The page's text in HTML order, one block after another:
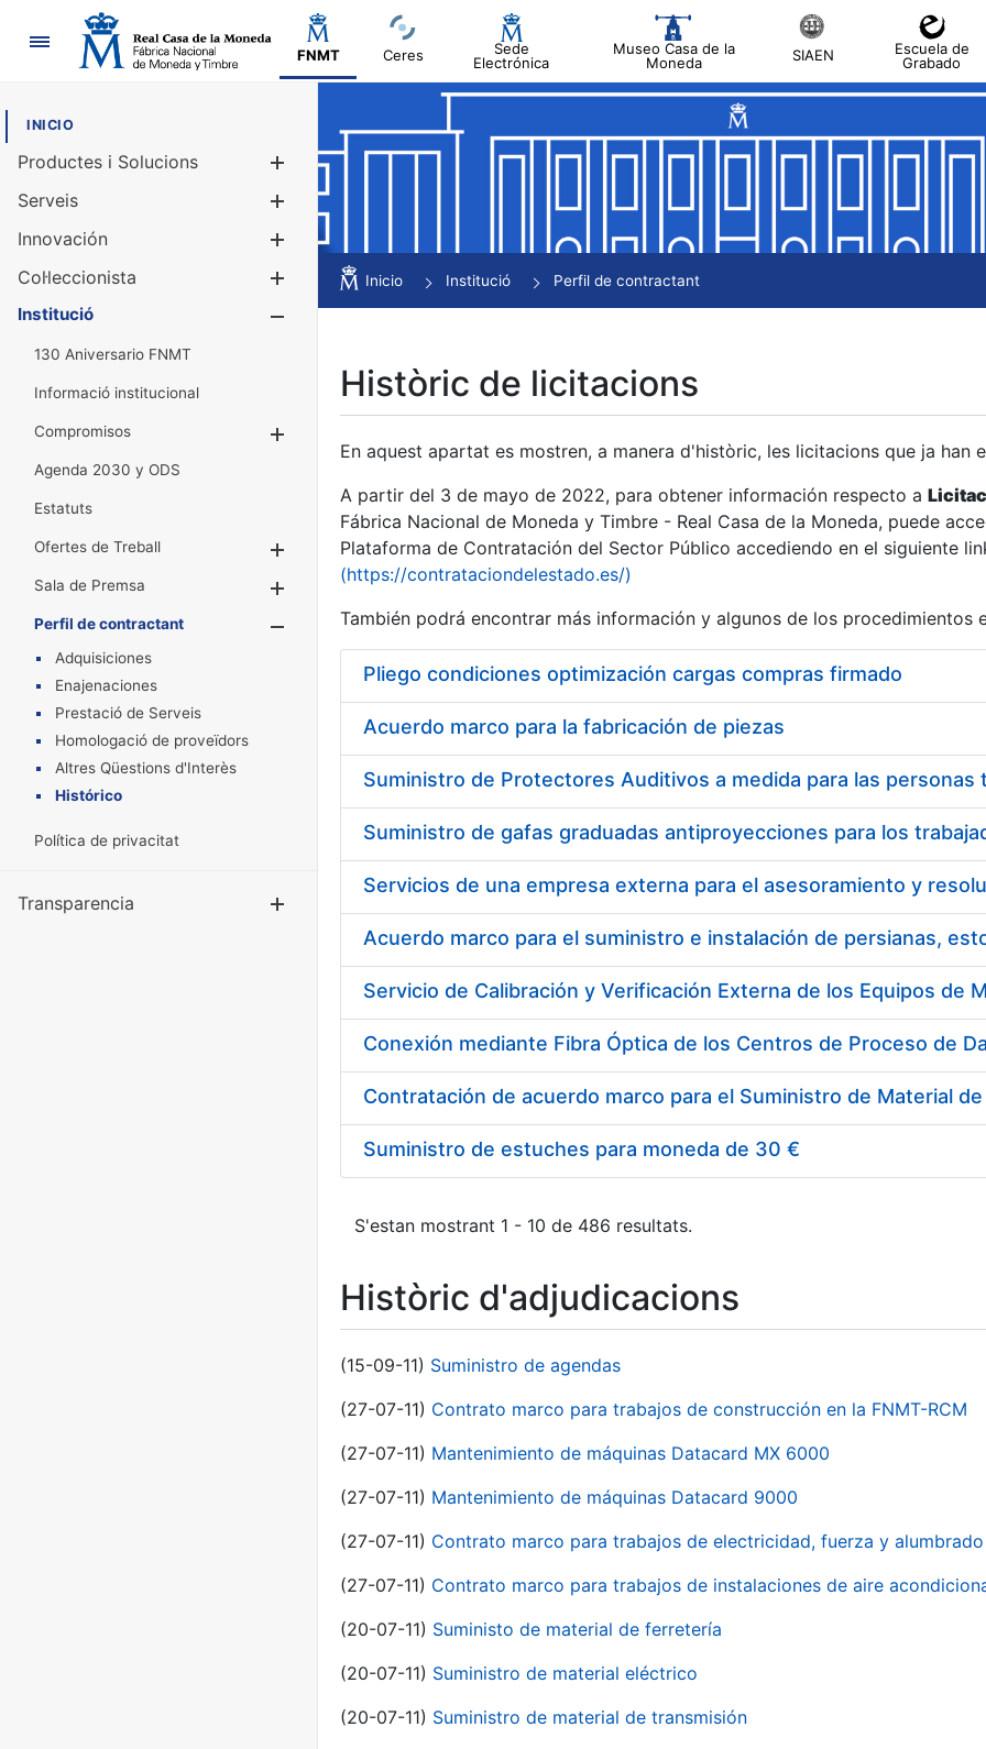
Navegació
FNMT Ceres
Sede
Electrónica
Museo Casa de la
Moneda
SIAEN
Escuela de
Grabado
INICIO
Productes i Solucions
Mostra/Amaga
Serveis
Innovación
Col·leccionista
Mostra/Amaga
Institució
130 Aniversario FNMT
Informació institucional
Compromisos
Agenda 2030 y ODS
Estatuts
Ofertes de Treball
Mostra/Amaga
Sala de Premsa
Mostra/Amaga
Perfil de contractant
Mostra/Amaga
Adquisiciones
Enajenaciones
Prestació de Serveis
Homologació de proveïdors
Altres Qüestions d'Interès
Histórico
Política de privacitat
Transparencia
Inicio Institució Perfil de contractant
Històric de licitacions
En aquest apartat es mostren, a manera d'històric, les licitacions que ja
A partir del 3 de mayo de 2022, para obtener información respecto a
Fábrica Nacional de Moneda y Timbre - Real Casa de la Moneda, puede
Plataforma de Contratación del Sector Público accediendo en el siguiente
(https://contrataciondelestado.es/)
También podrá encontrar más información y algunos de los procedimientos
Pliego condiciones optimización cargas compras firmado
Acuerdo marco para la fabricación de piezas
Acuerdo marco para el suministro e instalación de persianas,
Suministro de estuches para moneda de 30 €
S'estan mostrant 1 - 10 de 486 resultats.
Històric d'adjudicacions
(15-09-11) Suministro de agendas
(27-07-11) Contrato marco para trabajos de construcción en la FNMT-RCM
(27-07-11) Mantenimiento de máquinas Datacard MX 6000
(27-07-11) Mantenimiento de máquinas Datacard 9000
(27-07-11) Contrato marco para trabajos de electricidad, fuerza y alumbrado
(27-07-11) Contrato marco para trabajos de instalaciones de aire
(20-07-11) Suministo de material de ferretería
(20-07-11) Suministro de material eléctrico
(20-07-11) Suministro de material de transmisión